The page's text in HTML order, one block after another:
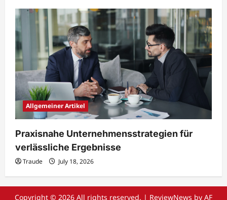
Allgemeiner Artikel
Praxisnahe Unternehmensstrategien für
verlässliche Ergebnisse
Traude July 18, 2026
Copyright © 2026 All rights reserved. | ReviewNews by AF